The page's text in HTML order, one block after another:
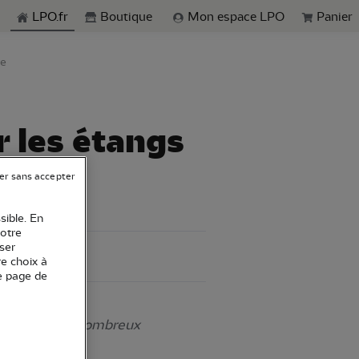
LPO.fr Boutique Mon espace LPO Panier
les étangs
de nombreux
En
choix à
page de
sans accepter